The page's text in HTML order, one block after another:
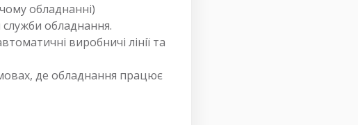
обладнанні)
обладнання.
виробничі лінії та
де обладнання працює